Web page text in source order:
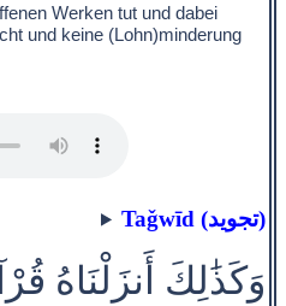
Werken tut und dabei
und keine (Lohn)minderung
Taǧwīd (تجويد)
وَكَذَٰلِكَ أَنزَلْنَاهُ